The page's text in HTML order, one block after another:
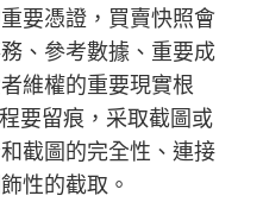
要憑證，買賣快照會
、參考數據、重要成
維權的重要現實根
要留痕，采取截圖或
截圖的完全性、連接
性的截取。